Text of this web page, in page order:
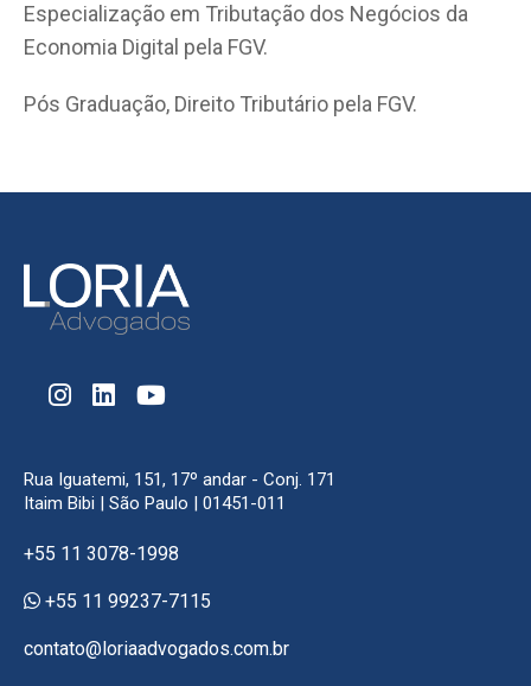
Especialização em Tributação dos Negócios da
Economia Digital pela FGV.
Pós Graduação, Direito Tributário pela FGV.
Rua Iguatemi, 151, 17º andar - Conj. 171
Itaim Bibi | São Paulo | 01451-011
+55 11 3078-1998
+55 11 99237-7115
contato@loriaadvogados.com.br